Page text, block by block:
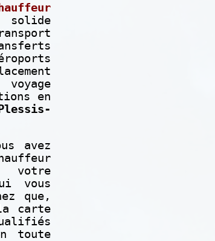
en
avez
votre
vous
que,
carte
toute